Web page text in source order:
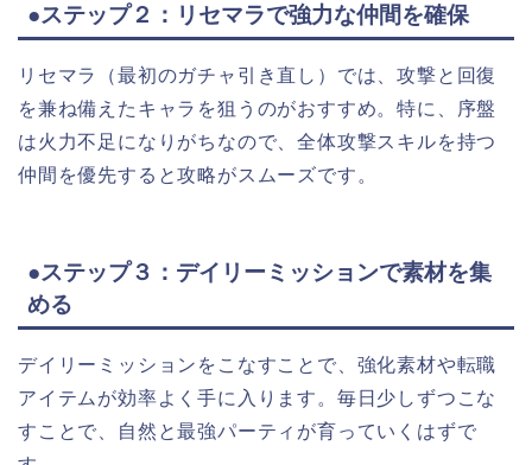
●ステップ２：リセマラで強力な仲間を確保
リセマラ（最初のガチャ引き直し）では、攻撃と回復
を兼ね備えたキャラを狙うのがおすすめ。特に、序盤
は火力不足になりがちなので、全体攻撃スキルを持つ
仲間を優先すると攻略がスムーズです。
●ステップ３：デイリーミッションで素材を集
める
デイリーミッションをこなすことで、強化素材や転職
アイテムが効率よく手に入ります。毎日少しずつこな
すことで、自然と最強パーティが育っていくはずで